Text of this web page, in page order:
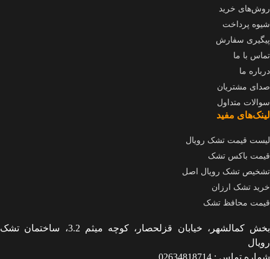
روش‌های خرید
شیوه پرداخت
پیگیری سفارش
تماس با ما
درباره ما
صدای مشتریان
سوالات متداول
لینک‌های مفید
لیست قیمت تشک رویال
قیمت باکس تشک
تشخیص تشک رویال اصل
خرید تشک ارزان
قیمت محافظ تشک
بخش کمالشهر، خیابان قزلحصار، کوچه میثم 3.2، ساختمان تشک
رویال
شماره تماس : 02634818714